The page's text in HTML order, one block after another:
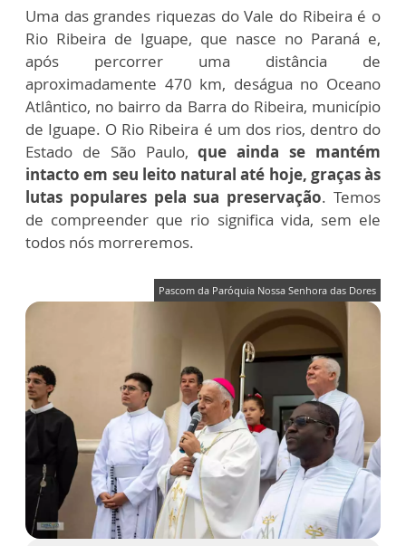
Uma das grandes riquezas do Vale do Ribeira é o
Rio Ribeira de Iguape, que nasce no Paraná e,
após percorrer uma distância de
aproximadamente 470 km, deságua no Oceano
Atlântico, no bairro da Barra do Ribeira, município
de Iguape. O Rio Ribeira é um dos rios, dentro do
Estado de São Paulo,que ainda se mantém
intacto em seu leito natural até hoje, graças às
lutas populares pela sua preservação. Temos
de compreender que rio significa vida, sem ele
todos nós morreremos.
Pascom da Paróquia Nossa Senhora das Dores